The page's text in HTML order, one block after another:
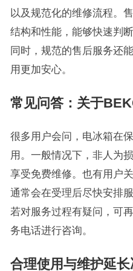
以及规范化的维修流程。
结构和性能，能够快速判
同时，规范的售后服务还
用更加安心。
常见问答：关于
很多用户会问，电冰箱在
用。一般情况下，非人为
享受免费维修。也有用户
通常会在受理后尽快安排
若对服务过程有疑问，可
务电话进行咨询。
合理使用与维护延